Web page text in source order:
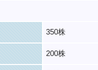
350株
200株